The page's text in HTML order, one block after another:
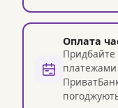
Оплата
Придбайте